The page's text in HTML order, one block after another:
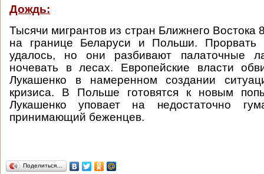
Дождь:
Тысячи мигрантов из стран Ближнего Востока
на границе Беларуси и Польши.
удалось, но они разбивают палаточные
ночевать в лесах. Европейские власти
Лукашенко в намеренном создании
кризиса. В Польше готовятся к новым
Лукашенко уповает на недостаточно
принимающий беженцев.
Поделиться…